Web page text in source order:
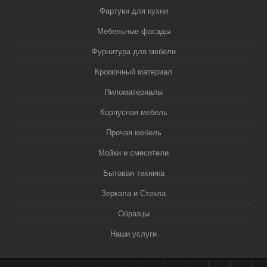
Фартуки для кухни
Мебельные фасады
Фурнитура для мебели
Кромочный материал
Пиломатериалы
Корпусная мебель
Прочая мебель
Мойки и смесители
Бытовая техника
Зеркала и Стекла
Образцы
Наши услуги